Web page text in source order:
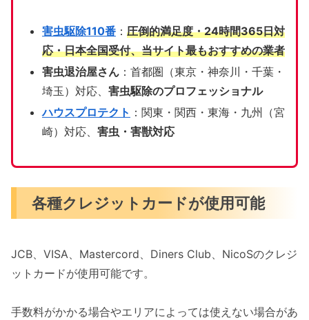
害虫駆除110番： 圧倒的満足度・24時間365日対
応・日本全国受付、当サイト最もおすすめの業者
害虫退治屋さん：首都圏（東京・神奈川・千葉・
埼玉）対応、 害虫駆除のプロフェッショナル
ハウスプロテクト ：関東・関西・東海・九州（宮
崎）対応、 害虫・害獣対応
各種クレジットカードが使用可能
JCB、VISA、Mastercord、Diners Club、NicoSのクレジ
ットカードが使用可能です。
手数料がかかる場合やエリアによっては使えない場合があ